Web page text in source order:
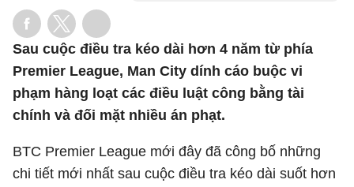
Sau cuộc điều tra kéo dài hơn 4 năm từ phía
Premier League, Man City dính cáo buộc vi
phạm hàng loạt các điều luật công bằng tài
chính và đối mặt nhiều án phạt.
BTC Premier League mới đây đã công bố những
chi tiết mới nhất sau cuộc điều tra kéo dài suốt hơn